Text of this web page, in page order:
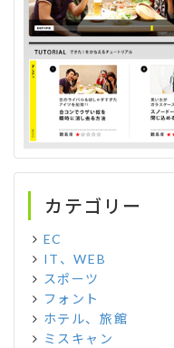
カテゴリー
EC
IT、WEB
スポーツ
フォント
ホテル、旅館
ミスキャン